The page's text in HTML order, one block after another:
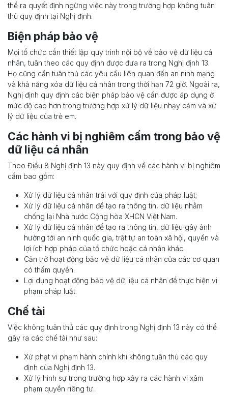
thể ra quyết định ngừng việc này trong trường hợp không tuân
thủ quy định tại Nghị định.
Biện pháp bảo vệ
Mọi tổ chức cần thiết lập quy trình nội bộ về bảo vệ dữ liệu cá
nhân, tuân theo các quy định được đưa ra trong Nghị định 13.
Họ cũng cần tuân thủ các yêu cầu liên quan đến an ninh mạng
và khả năng xóa dữ liệu cá nhân trong thời hạn 72 giờ. Ngoài ra,
Nghị định quy định các biện pháp bảo vệ cần được áp dụng ở
mức độ cao hơn trong trường hợp xử lý dữ liệu nhạy cảm và xử
lý dữ liệu của trẻ em.
Các hành vi bị nghiêm cấm trong bảo vệ
dữ liệu cá nhân
Theo Điều 8 Nghị định 13 này quy định về các hành vi bị nghiêm
cấm bao gồm:
Xử lý dữ liệu cá nhân trái với quy định của pháp luật;
Xử lý dữ liệu cá nhân để tạo ra thông tin, dữ liệu nhằm
chống lại Nhà nước Cộng hòa XHCN Việt Nam.
Xử lý dữ liệu cá nhân để tạo ra thông tin, dữ liệu gây ảnh
hưởng tới an ninh quốc gia, trật tự an toàn xã hội, quyền và
lợi ích hợp pháp của tổ chức hoặc cá nhân khác.
Cản trở hoạt động bảo vệ dữ liệu cá nhân của các cơ quan
có thẩm quyền.
Lợi dụng hoạt động bảo vệ dữ liệu cá nhân để thực hiện vi
phạm pháp luật.
Chế tài
Việc không tuân thủ các quy định trong Nghị định 13 này có thể
gây ra các chế tài như sau:
Xử phạt vi phạm hành chính khi không tuân thủ các quy
định của Nghị định 13.
Xử lý hình sự trong trường hợp xảy ra các hành vi xâm
phạm quyền riêng tư.